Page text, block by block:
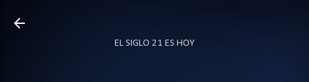
EL SIGLO 21 ES HOY